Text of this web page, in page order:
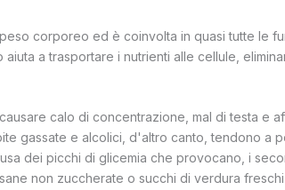
corporeo ed è coinvolta in quasi tutte le
a trasportare i nutrienti alle cellule,
calo di concentrazione, mal di testa e
gassate e alcolici, d'altro canto, tendono a
dei picchi di glicemia che provocano, i
non zuccherate o succhi di verdura